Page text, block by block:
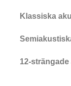
Klassiska
12-